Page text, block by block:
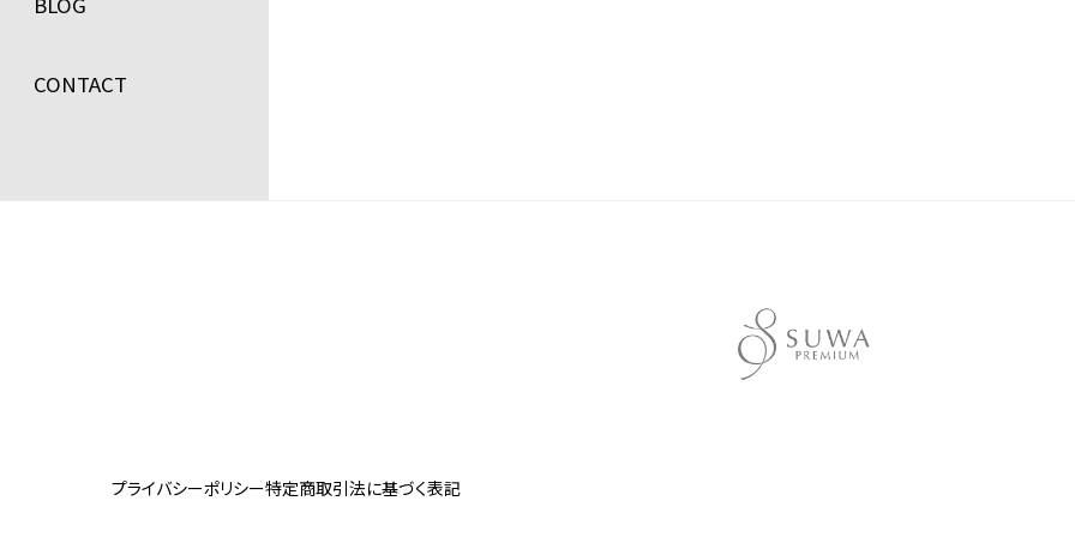
CONTACT
プライバシーポリシー特定商取引法に基づく表記